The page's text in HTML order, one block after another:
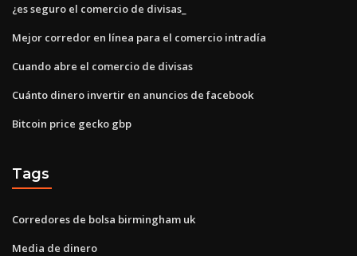
¿es seguro el comercio de divisas_
Mejor corredor en línea para el comercio intradía
Cuando abre el comercio de divisas
Cuánto dinero invertir en anuncios de facebook
Bitcoin price gecko gbp
Tags
Corredores de bolsa birmingham uk
Media de dinero